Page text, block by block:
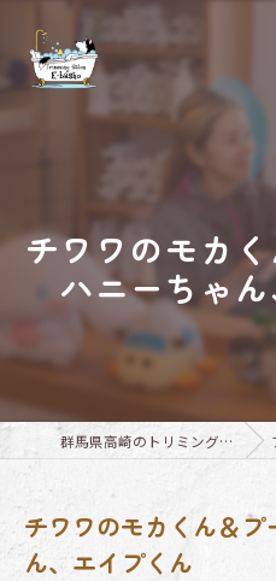
チワワのモカ
ハニーちゃ
群馬県高崎のトリミングならTrimming Salon E-basho
チワワのモカくん＆プ
ん、エイプくん